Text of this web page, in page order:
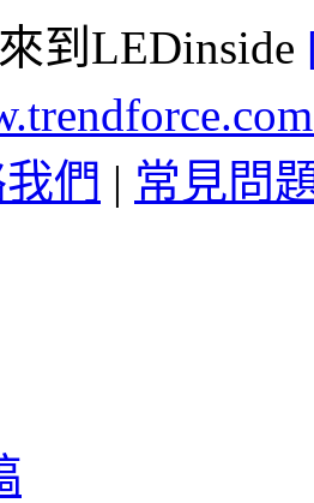
到LEDinside
們 | 常見問